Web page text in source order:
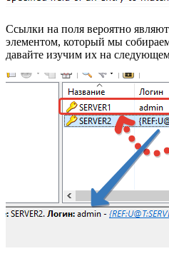
Ссылки на поля вероятно
элементом, который мы
давайте изучим их на